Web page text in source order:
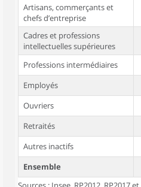
Artisans, commerçants et
chefs d’entreprise
Cadres et professions
intellectuelles supérieures
Professions intermédiaires
Employés
Ouvriers
Retraités
Autres inactifs
Ensemble